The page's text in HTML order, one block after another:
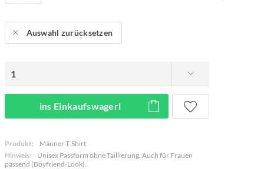
Auswahl zurücksetzen
ins Einkaufswagerl
Produkt:
Männer T-Shirt
Hinweis:
Unisex Passform ohne Taillierung. Auch für Frauen
passend (Boyfriend-Look).